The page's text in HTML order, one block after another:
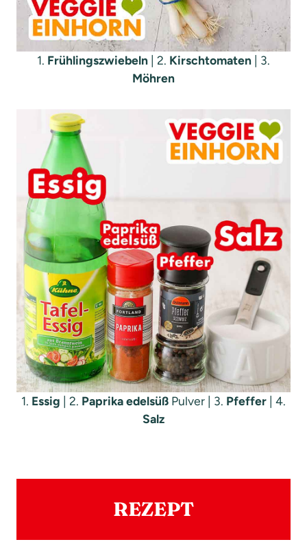
1. Frühlingszwiebeln | 2. Kirschtomaten | 3.
Möhren
1. Essig | 2. Paprika edelsüß Pulver | 3. Pfeffer | 4.
Salz
REZEPT